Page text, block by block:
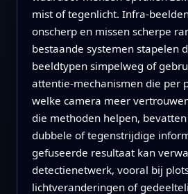
mist of tegenlicht.
onscherp en missen scherpe
bestaande systemen stapelen
beeldtypen simpelweg of
attentie‑mechanismen die per
welke camera meer
die methoden helpen,
dubbele of tegenstrijdige
gefuseerde resultaat kan
detectienetwerk, vooral bij
lichtveranderingen of